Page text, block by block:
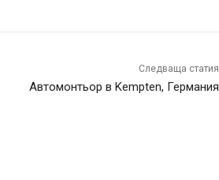
Следваща статия
Автомонтьор в Kempten, Германия